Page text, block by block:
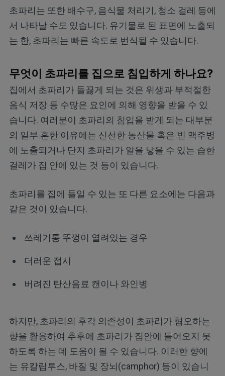
초파리는 또한 배수구, 음식물 처리기, 청소 걸레 등에
서 나타날 수도 있습니다. 유기물로 된 표면에 노출되
는 한, 초파리는 빠른 속도로 번식될 수 있습니다.
무엇이 초파리를 집으로 침입하게 하나요?
집에서 초파리가 들끓게 되는 것은 위생과 부적절한
음식 저장 등 수많은 요인에 의해 영향을 받을 수 있
습니다. 여러분이 초파리의 침입을 받게 되는 대부분
의 일부 흔한 이유에는 신선한 농산물 혹은 빈 맥주병
에 노출되거나 단지 초파리가 알을 낳을 수 있는 습한
걸레가 집 안에 있는 것 등이 있습니다.
초파리를 집에 들일 수 있는 또 다른 요소에는 다음과
같은 것이 있습니다.
쓰레기통 뚜껑이 열려있는 경우
더러운 접시
버려진 탄산음료 캔이나 와인병
하지만, 초파리의 후각 의존성이 초파리가 혐오하는
향을 활용하여 추후에 초파리가 집안에 들어오지 못
하도록 하는 데 도움이 될 수 있습니다. 이러한 향에
는 유칼립투스, 바질 및 장뇌(camphor) 등이 있습니